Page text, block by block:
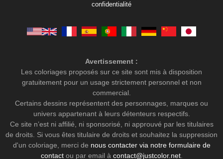
confidentialité
Avertissement :
Les coloriages proposés sur ce site sont mis à disposition
gratuitement pour un usage strictement personnel et non
commercial.
Certains dessins représentent des personnages, marques ou
univers appartenant à leurs détenteurs respectifs.
Ce site n’est ni affilié, ni sponsorisé, ni approuvé par les titulaires
de droits. Si vous êtes titulaire de droits et souhaitez la suppression
d'un coloriage, merci de nous contacter via notre formulaire de
contactou par email à contact@justcolor.net.